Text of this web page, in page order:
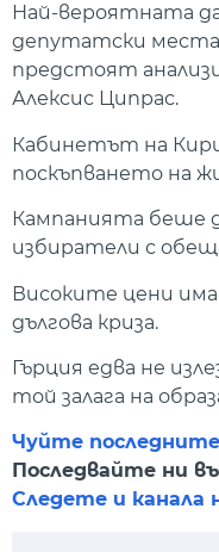
Най-вероятната
депутатски
предстоят
Алексис Ципрас.
Кабинетът на
поскъпването на
Кампанията беше
избиратели с
Високите цени
дългова криза.
Гърция едва не
той залага на
Чуйте
Последвайте ни
Следете и канала